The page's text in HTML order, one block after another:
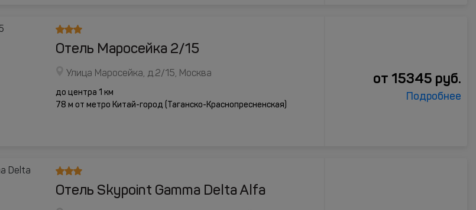
Отель Маросейка 2/15
Улица Маросейка, д.2/15, Москва
до центра 1 км
78 м от метро Китай-город (Таганско-Краснопресненская)
от 15345 руб.
Подробнее
Отель Skypoint Gamma Delta Alfa